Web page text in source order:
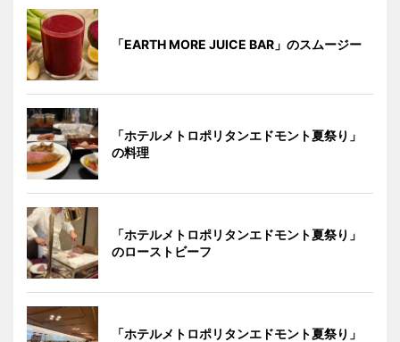
「EARTH MORE JUICE BAR」のスムージー
「ホテルメトロポリタンエドモント夏祭り」
の料理
「ホテルメトロポリタンエドモント夏祭り」
のローストビーフ
「ホテルメトロポリタンエドモント夏祭り」